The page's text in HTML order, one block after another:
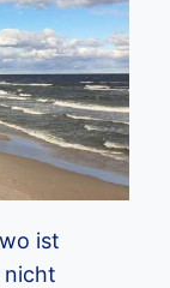
ist
nicht